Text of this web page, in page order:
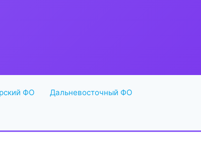
ФО Дальневосточный ФО